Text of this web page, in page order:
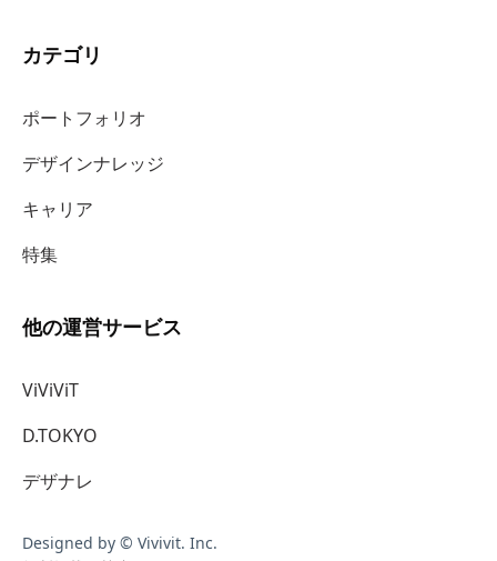
カテゴリ
ポートフォリオ
デザインナレッジ
キャリア
特集
他の運営サービス
ViViViT
D.TOKYO
デザナレ
Designed by © Vivivit. Inc.